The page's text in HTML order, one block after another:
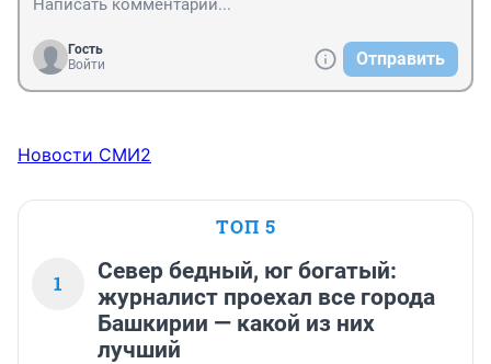
Гость
Войти
Отправить
Новости СМИ2
ТОП 5
1
Север бедный, юг богатый:
журналист проехал все города
Башкирии — какой из них
лучший